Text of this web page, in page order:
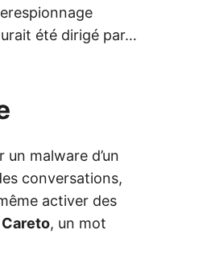
été dirigé par…
malware d’un
conversations,
activer des
Careto, un mot